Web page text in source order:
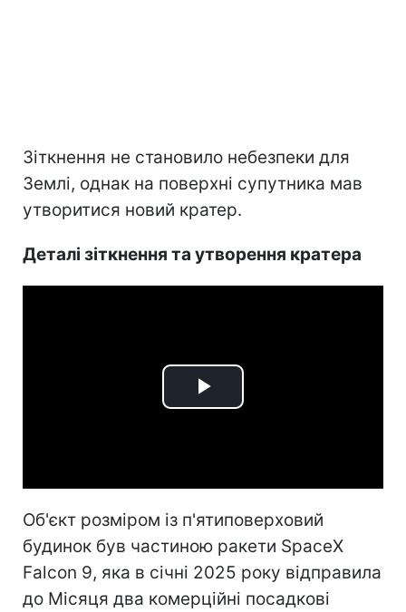
Зіткнення не становило небезпеки для
Землі, однак на поверхні супутника мав
утворитися новий кратер.
Деталі зіткнення та утворення кратера
Play
Об'єкт розміром із п'ятиповерховий
будинок був частиною ракети SpaceX
Falcon 9, яка в січні 2025 року відправила
до Місяця два комерційні посадкові